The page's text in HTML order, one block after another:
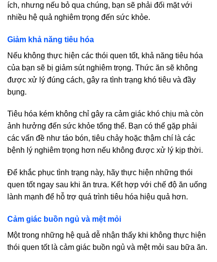
ích, nhưng nếu bỏ qua chúng, bạn sẽ phải đối mặt với
nhiều hệ quả nghiêm trọng đến sức khỏe.
Giảm khả năng tiêu hóa
Nếu không thực hiện các thói quen tốt, khả năng tiêu hóa
của bạn sẽ bị giảm sút nghiêm trọng. Thức ăn sẽ không
được xử lý đúng cách, gây ra tình trạng khó tiêu và đầy
bụng.
Tiêu hóa kém không chỉ gây ra cảm giác khó chịu mà còn
ảnh hưởng đến sức khỏe tổng thể. Bạn có thể gặp phải
các vấn đề như táo bón, tiêu chảy hoặc thậm chí là các
bệnh lý nghiêm trọng hơn nếu không được xử lý kịp thời.
Để khắc phục tình trạng này, hãy thực hiện những thói
quen tốt ngay sau khi ăn trưa. Kết hợp với chế độ ăn uống
lành mạnh để hỗ trợ quá trình tiêu hóa hiệu quả hơn.
Cảm giác buồn ngủ và mệt mỏi
Một trong những hệ quả dễ nhận thấy khi không thực hiện
thói quen tốt là cảm giác buồn ngủ và mệt mỏi sau bữa ăn.